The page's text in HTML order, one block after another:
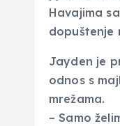
Havajima
dopuštenje
Jayden je
odnos s
mrežama.
– Samo